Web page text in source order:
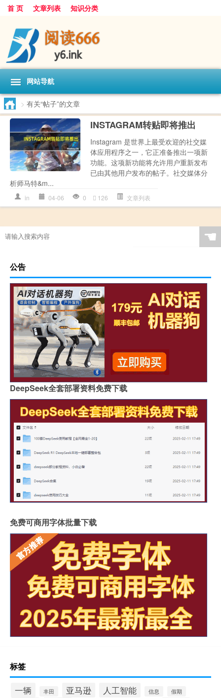
首 页 文章列表 知识分类
网站导航
> 有关“帖子”的文章
INSTAGRAM转贴即将推出
Instagram 是世界上最受欢迎的社交媒
体应用程序之一，它正准备推出一项新
功能。这项新功能将允许用户重新发布
已由其他用户发布的帖子。社交媒体分
析师马特&m...
in 04-06 0 126 文章列表
☚
公告
DeepSeek全套部署资料免费下载
免费可商用字体批量下载
标签
一辆 丰田 亚马逊 人工智能 信息 假期